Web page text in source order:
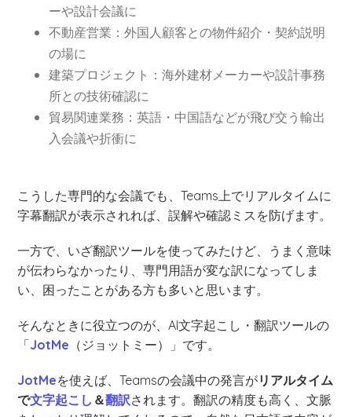
ーや設計会議に
不動産営業：外国人顧客との物件紹介・契約説明
の場に
建築プロジェクト：海外建材メーカーや設計事務
所との技術確認に
貿易関連業務：英語・中国語などが飛び交う輸出
入会議や折衝に
こうした専門的な会議でも、Teams上でリアルタイムに
字幕翻訳が表示されれば、誤解や確認ミスを防げます。
一方で、いざ翻訳ツールを使ってみたけど、うまく意味
が伝わらなかったり、専門用語が変な訳になってしま
い、困ったことがある方も多いと思います。
そんなときに役立つのが、AI文字起こし・翻訳ツールの
「JotMe （ジョットミー）」です。
JotMeを使えば、Teamsの会議中の発言がリアルタイム
で文字起こし ＆翻訳されます。翻訳の精度も高く、文脈